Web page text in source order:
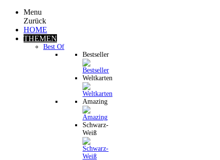
Menu
Zurück
HOME
THEMEN
Best Of
Bestseller
Weltkarten
Amazing
Schwarz-
Weiß